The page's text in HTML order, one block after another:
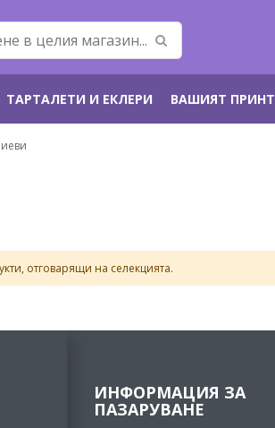
ТАРТАЛЕТИ И ЕКЛЕРИ ВАШИЯТ ПРИНТ
отговарящи на селекцията.
ИНФОРМАЦИЯ ЗА
ПАЗАРУВАНЕ